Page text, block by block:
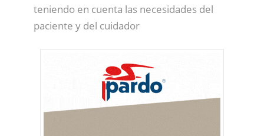
teniendo en cuenta las necesidades del
paciente y del cuidador